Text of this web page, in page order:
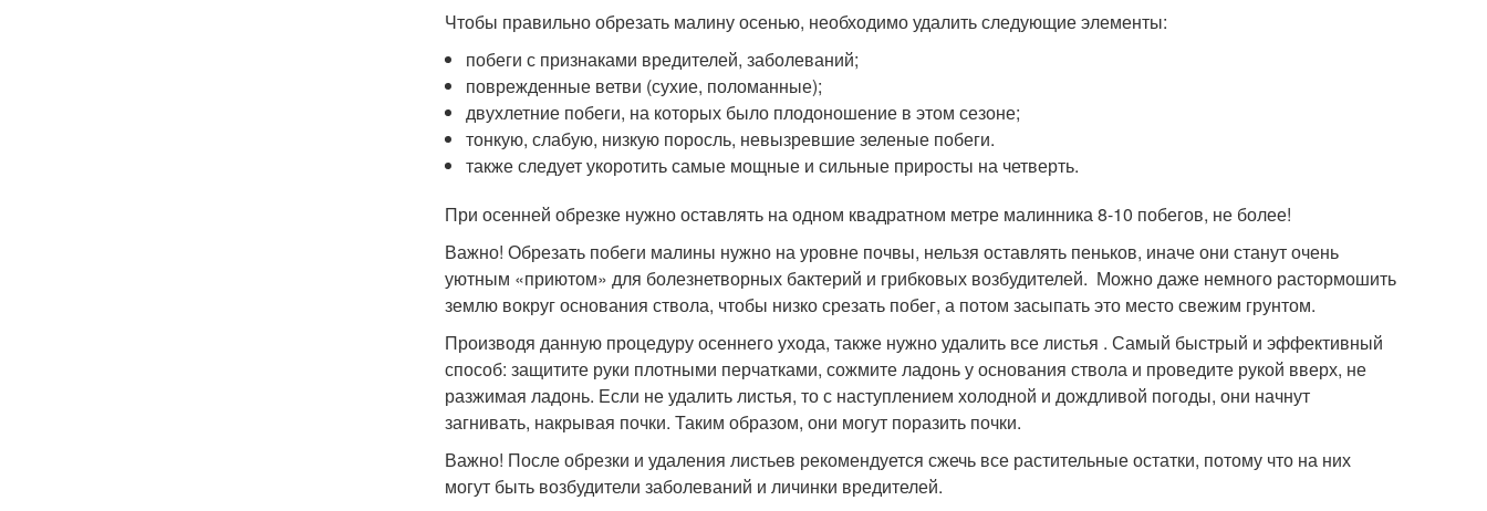
Чтобы правильно обрезать малину осенью, необходимо удалить следующие элементы:
побеги с признаками вредителей, заболеваний;
поврежденные ветви (сухие, поломанные);
двухлетние побеги, на которых было плодоношение в этом сезоне;
тонкую, слабую, низкую поросль, невызревшие зеленые побеги.
также следует укоротить самые мощные и сильные приросты на четверть.
При осенней обрезке нужно оставлять на одном квадратном метре малинника 8-10 побегов, не более!
Важно! Обрезать побеги малины нужно на уровне почвы, нельзя оставлять пеньков, иначе они станут очень
уютным «приютом» для болезнетворных бактерий и грибковых возбудителей. Можно даже немного растормошить
землю вокруг основания ствола, чтобы низко срезать побег, а потом засыпать это место свежим грунтом.
Производя данную процедуру осеннего ухода, также нужно удалить все листья . Самый быстрый и эффективный
способ: защитите руки плотными перчатками, сожмите ладонь у основания ствола и проведите рукой вверх, не
разжимая ладонь. Если не удалить листья, то с наступлением холодной и дождливой погоды, они начнут
загнивать, накрывая почки. Таким образом, они могут поразить почки.
Важно! После обрезки и удаления листьев рекомендуется сжечь все растительные остатки, потому что на них
могут быть возбудители заболеваний и личинки вредителей.